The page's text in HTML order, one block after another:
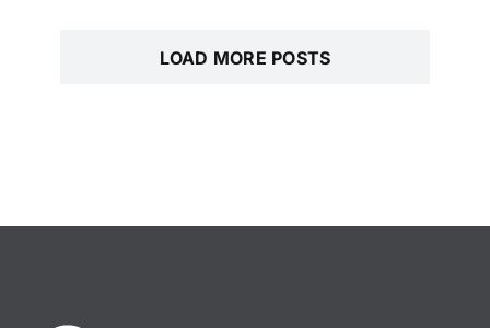
LOAD MORE POSTS